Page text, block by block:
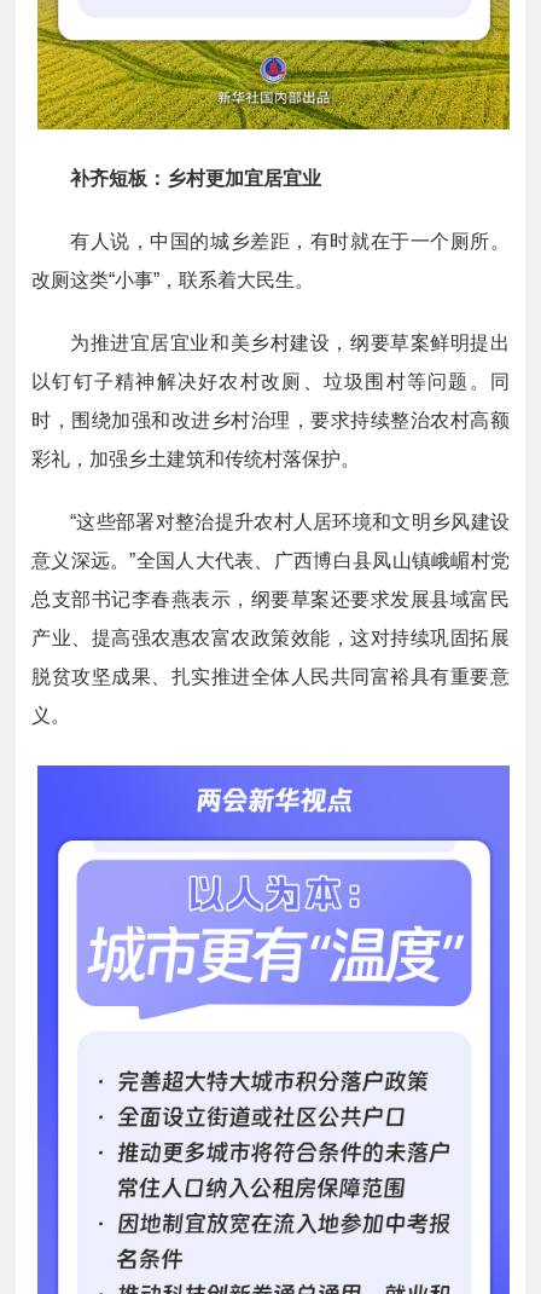
补齐短板：乡村更加宜居宜业
有人说，中国的城乡差距，有时就在于一个厕所。
改厕这类“小事”，联系着大民生。
为推进宜居宜业和美乡村建设，纲要草案鲜明提出
以钉钉子精神解决好农村改厕、垃圾围村等问题。同
时，围绕加强和改进乡村治理，要求持续整治农村高额
彩礼，加强乡土建筑和传统村落保护。
“这些部署对整治提升农村人居环境和文明乡风建设
意义深远。”全国人大代表、广西博白县凤山镇峨嵋村党
总支部书记李春燕表示，纲要草案还要求发展县域富民
产业、提高强农惠农富农政策效能，这对持续巩固拓展
脱贫攻坚成果、扎实推进全体人民共同富裕具有重要意
义。